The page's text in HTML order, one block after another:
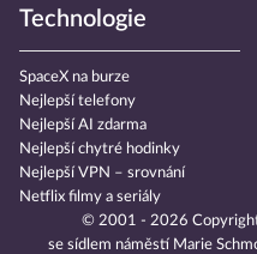
Technologie
SpaceX na burze
Nejlepší telefony
Nejlepší AI zdarma
Nejlepší chytré hodinky
Nejlepší VPN – srovnání
Netflix filmy a seriály
© 2001 - 2026
se sídlem náměstí Marie